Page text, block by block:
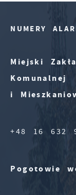
NUMERY
Miejski
Komunalnej
i
+48 16 632
Pogotowie